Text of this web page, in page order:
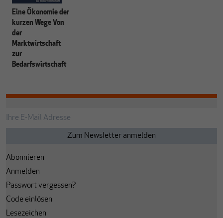
Eine Ökonomie der
kurzen Wege Von
der
Marktwirtschaft
zur
Bedarfswirtschaft
Abonnieren
Anmelden
Passwort vergessen?
Code einlösen
Lesezeichen